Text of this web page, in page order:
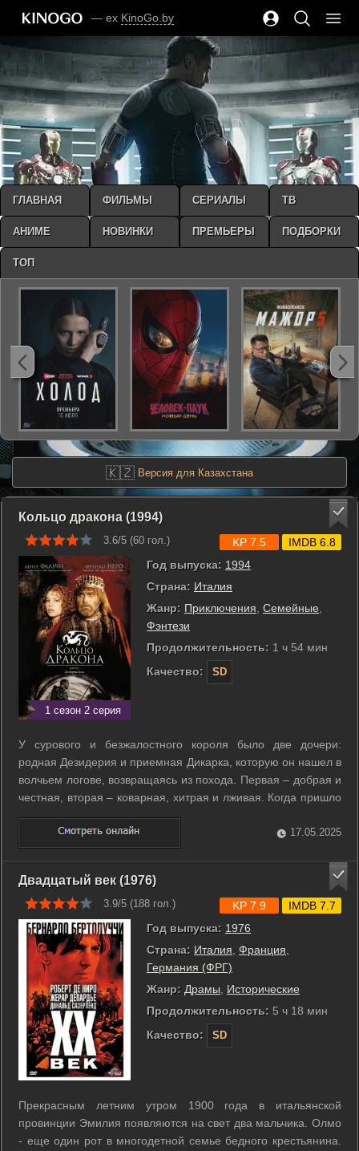
— ex KinoGo.by
🇰🇿 Версия для Казахстана
Кольцо дракона (1994)
3.6/5 (60 гол.)
1 сезон 2 серия
Год выпуска: 1994
Страна: Италия
Жанр: Приключения Семейные
Фэнтези
Продолжительность: 1 ч 54 мин
Качество:
SD
KP 7.5 IMDB 6.8
У сурового и безжалостного короля было две дочери:
родная Дезидерия и приемная Дикарка, которую он нашел в
волчьем логове, возвращаясь из похода. Первая – добрая и
честная, вторая – коварная, хитрая и лживая. Когда пришло
время Дезидерии выходить замуж и получить в наследство
от отца кольцо дракона – символ абсолютной власти над
огромным ...
17.05.2025
Двадцатый век (1976)
3.9/5 (188 гол.)
Год выпуска: 1976
Страна: Италия, Франция,
Германия (ФРГ)
Жанр: Драмы, Исторические
Продолжительность: 5 ч 18 мин
Качество:
SD
KP 7.9 IMDB 7.7
Прекрасным летним утром 1900 года в итальянской
провинции Эмилия появляются на свет два мальчика. Олмо
- еще один рот в многодетной семье бедного крестьянина.
ГЛАВНАЯ ФИЛЬМЫ СЕРИАЛЫ ТВ
АНИМЕ НОВИНКИ ПРЕМЬЕРЫ ПОДБОРКИ
ТОП